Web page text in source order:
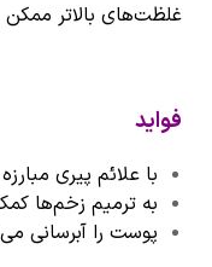
غلظت‌های بالاتر
فواید
با علائم پیری
به ترمیم زخم‌ها
پوست را آبرسانی